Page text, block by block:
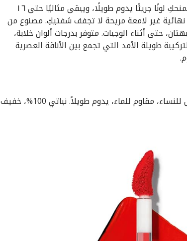
أحمر شفاه لوريال باريس إنفاليبل مات ريزيستانس السائل يمنحكِ لونًا جريئًا يدوم طويلًا، ويبقى مثاليًا حتى ١٦
غير لامعة مريحة لا تجفف شفتيكِ. مصنوع من
حتى أثناء الوجبات. متوفر بدرجات ألوان خلابة،
طويلة الأمد التي تجمع بين الأناقة العصرية
أحمر شفاه سائل غير لامع من ريفلون كولور ستاي ليميتلس للنساء، مقاوم للماء، يدوم طويلاً. نباتي 100%، خفيف